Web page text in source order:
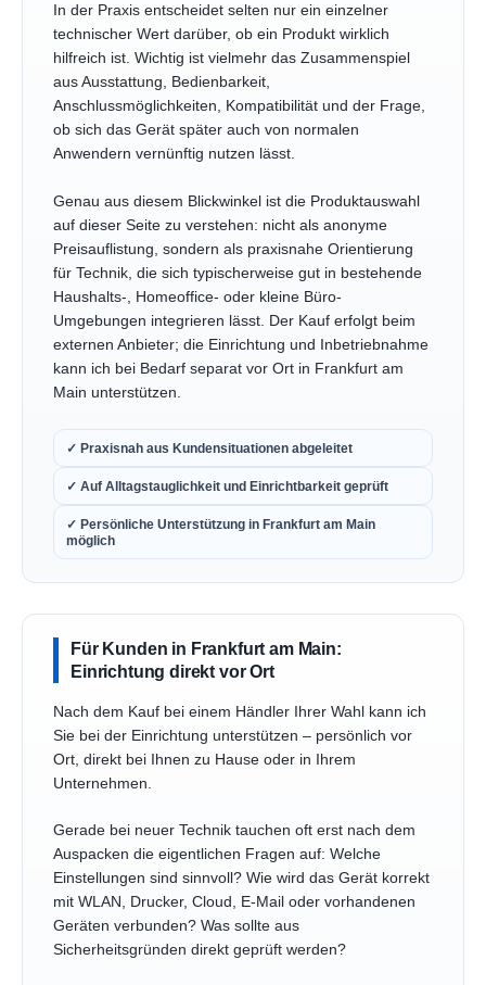
In der Praxis entscheidet selten nur ein einzelner
technischer Wert darüber, ob ein Produkt wirklich
hilfreich ist. Wichtig ist vielmehr das Zusammenspiel
aus Ausstattung, Bedienbarkeit,
Anschlussmöglichkeiten, Kompatibilität und der Frage,
ob sich das Gerät später auch von normalen
Anwendern vernünftig nutzen lässt.
Genau aus diesem Blickwinkel ist die Produktauswahl
auf dieser Seite zu verstehen: nicht als anonyme
Preisauflistung, sondern als praxisnahe Orientierung
für Technik, die sich typischerweise gut in bestehende
Haushalts-, Homeoffice- oder kleine Büro-
Umgebungen integrieren lässt. Der Kauf erfolgt beim
externen Anbieter; die Einrichtung und Inbetriebnahme
kann ich bei Bedarf separat vor Ort in Frankfurt am
Main unterstützen.
✓ Praxisnah aus Kundensituationen abgeleitet
✓ Auf Alltagstauglichkeit und Einrichtbarkeit geprüft
✓ Persönliche Unterstützung in Frankfurt am Main
möglich
Für Kunden in Frankfurt am Main:
Einrichtung direkt vor Ort
Nach dem Kauf bei einem Händler Ihrer Wahl kann ich
Sie bei der Einrichtung unterstützen – persönlich vor
Ort, direkt bei Ihnen zu Hause oder in Ihrem
Unternehmen.
Gerade bei neuer Technik tauchen oft erst nach dem
Auspacken die eigentlichen Fragen auf: Welche
Einstellungen sind sinnvoll? Wie wird das Gerät korrekt
mit WLAN, Drucker, Cloud, E-Mail oder vorhandenen
Geräten verbunden? Was sollte aus
Sicherheitsgründen direkt geprüft werden?